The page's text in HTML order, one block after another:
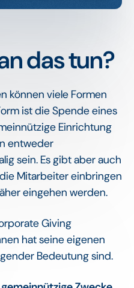
das tun?
können viele Formen
ist die Spende eines
Einrichtung
entweder
sein. Es gibt aber auch
Mitarbeiter einbringen
eingehen werden.
Giving
hat seine eigenen
Bedeutung sind.